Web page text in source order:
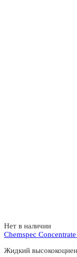
Нет в наличии
Chemspec
Жидкий